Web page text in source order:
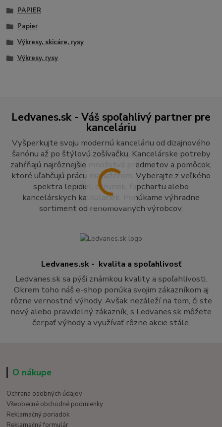
PAPIER
Papier
Výkresy, skicáre, rysy
Výkresy, rysy
Ledvanes.sk - Váš spoľahlivý partner pre
kanceláriu
Vyšperkujte svoju modernú kanceláriu od dizajnového
šanónu až po štýlovú zošívačku. Kancelárske potreby
zahŕňajú najrôznejšie množstvá predmetov a pomôcok,
ktoré uľahčujú prácu manažérom. Vyberajte z veľkého
spektra lepidiel, ceruziek, flipchartu alebo
kancelárskych kalkulačiek. Ponúkame výhradne
sortiment od renomovaných výrobcov.
Ledvanes.sk - kvalita a spoľahlivosť
Ledvanes.sk sa pýši známkou kvality a spoľahlivosti.
Okrem toho náš e-shop ponúka svojim zákazníkom aj
rôzne vernostné výhody. Avšak nezáleží na tom, či ste
nový alebo pravidelný zákazník, s Ledvanes.sk môžete
čerpať výhody a využívať rôzne akcie stále.
O nákupe
Ochrana osobných údajov
Všeobecné obchodné podmienky
Reklamačný poriadok
Reklamačný formulár